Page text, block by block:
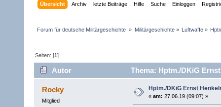
Übersicht Archiv letzte Beiträge Hilfe Suche Einloggen
Forum für deutsche Militärgeschichte » Militärgeschichte» Luftwaffe»
Seiten: [1]
Autor Thema: Hptm./DKiG
Rocky
Mitglied
Hptm./DKiG Ernst
« am: 27.06.19 (09:07) »